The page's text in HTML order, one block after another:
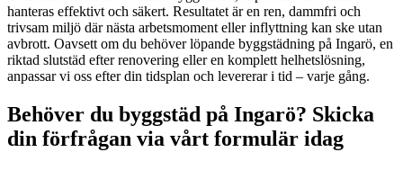
hanteras effektivt och säkert. Resultatet är en ren, dammfri och
trivsam miljö där nästa arbetsmoment eller inflyttning kan ske utan
avbrott. Oavsett om du behöver löpande byggstädning på Ingarö, en
riktad slutstäd efter renovering eller en komplett helhetslösning,
anpassar vi oss efter din tidsplan och levererar i tid – varje gång.
Behöver du byggstäd på Ingarö? Skicka
din förfrågan via vårt formulär idag